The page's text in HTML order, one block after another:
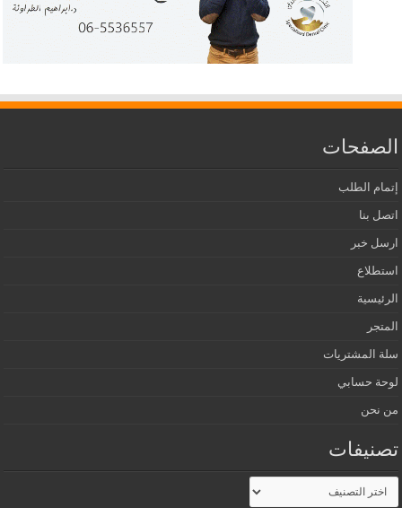
الصفحات
إتمام الطلب
اتصل بنا
ارسل خبر
استطلاع
الرئيسية
المتجر
سلة المشتريات
لوحة حسابي
من نحن
تصنيفات
تصنيفات